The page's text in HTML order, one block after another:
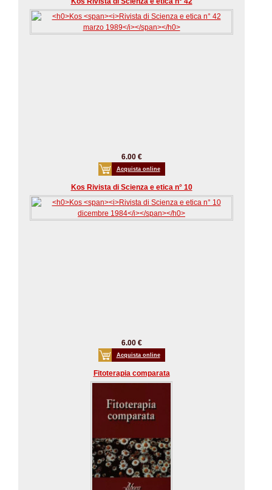
6.00 €
Acquista online
Kos Rivista di Scienza e etica n° 10
6.00 €
Acquista online
Fitoterapia comparata